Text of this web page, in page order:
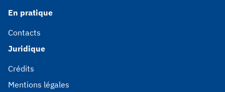
En pratique
Contacts
Juridique
Crédits
Mentions légales